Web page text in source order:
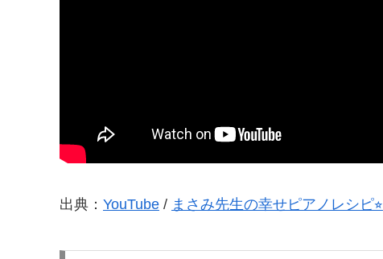
出典： YouTube / まさみ先生の幸せピアノレシピ⭐︎